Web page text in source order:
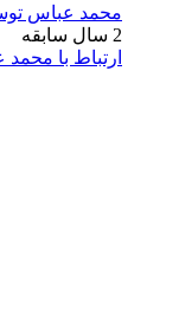
محمد عباس
2 سال سابقه
ارتباط با